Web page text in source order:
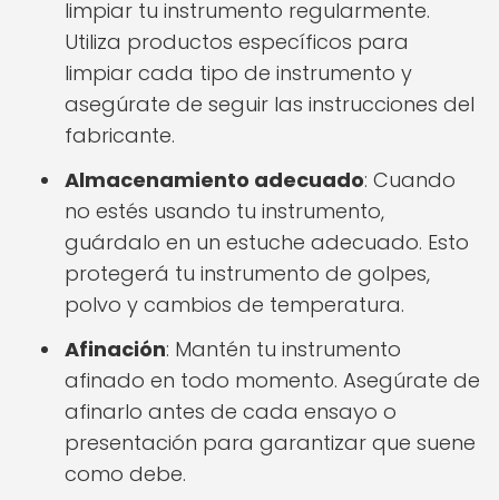
limpiar tu instrumento regularmente.
Utiliza productos específicos para
limpiar cada tipo de instrumento y
asegúrate de seguir las instrucciones del
fabricante.
Almacenamiento adecuado: Cuando
no estés usando tu instrumento,
guárdalo en un estuche adecuado. Esto
protegerá tu instrumento de golpes,
polvo y cambios de temperatura.
Afinación: Mantén tu instrumento
afinado en todo momento. Asegúrate de
afinarlo antes de cada ensayo o
presentación para garantizar que suene
como debe.